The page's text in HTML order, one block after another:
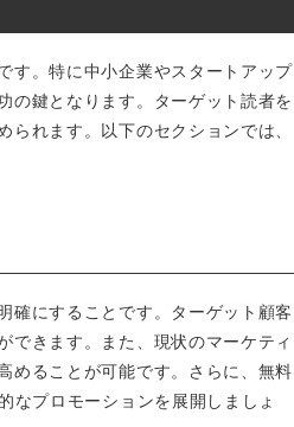
す。特に中小企業やスタートアップ
の鍵となります。ターゲット読者を
れます。以下のセクションでは、
確にすることです。ターゲット顧客
できます。また、現状のマーケティ
めることが可能です。さらに、無料
なプロモーションを展開しましょ